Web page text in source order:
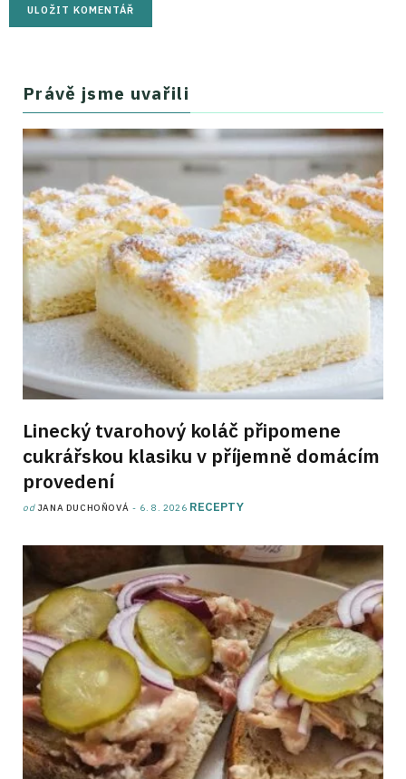
Právě jsme uvařili
Linecký tvarohový koláč připomene
cukrářskou klasiku v příjemně domácím
provedení
od JANA DUCHOŇOVÁ 6. 8. 2026 RECEPTY